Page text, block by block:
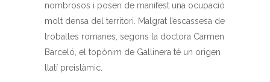
nombrosos i posen de manifest una ocupació
molt densa del territori. Malgrat l’escassesa de
troballes romanes, segons la doctora Carmen
Barceló, el topònim de Gallinera té un origen
llatí preislàmic.